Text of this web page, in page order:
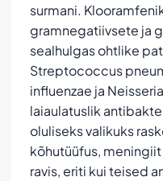
surmani.
gramnegatiivsete ja
sealhulgas ohtlike
Streptococcus
influenzae ja
laiaulatuslik
oluliseks valikuks
kõhutüüfus,
ravis, eriti kui teised